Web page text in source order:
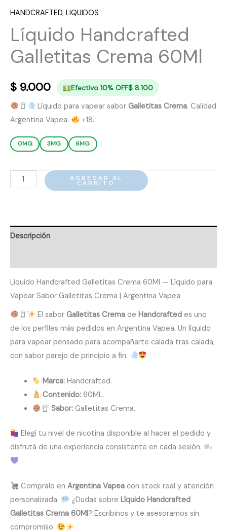
HANDCRAFTED, LIQUIDOS
Líquido Handcrafted
Galletitas Crema 60Ml
$ 9.000 Efectivo 10% OFF$8.100
Líquido para vapear sabor Galletitas Crema. Calidad
Argentina Vapea.
+18.
0MG 3MG 6MG
Líquido
Handcrafted
60Ml
AGREGAR AL
CARRITO
Descripción
Líquido Handcrafted Galletitas Crema 60Ml — Líquido para
Vapear Sabor Galletitas Crema | Argentina Vapea
El sabor Galletitas Cremade Handcraftedes uno
de los perfiles más pedidos en Argentina Vapea. Un líquido
para vapear pensado para acompañarte calada tras calada,
con sabor parejo de principio a fin.
Marca: Handcrafted.
Contenido: 60ML.
Sabor:Galletitas Crema.
Elegí tu nivel de nicotina disponible al hacer el pedido y
disfrutá de una experiencia consistente en cada sesión.
Compralo en Argentina Vapeacon stock real y atención
personalizada.
¿Dudas sobre Líquido Handcrafted
Galletitas Crema 60Ml? Escribinos y te asesoramos sin
compromiso.